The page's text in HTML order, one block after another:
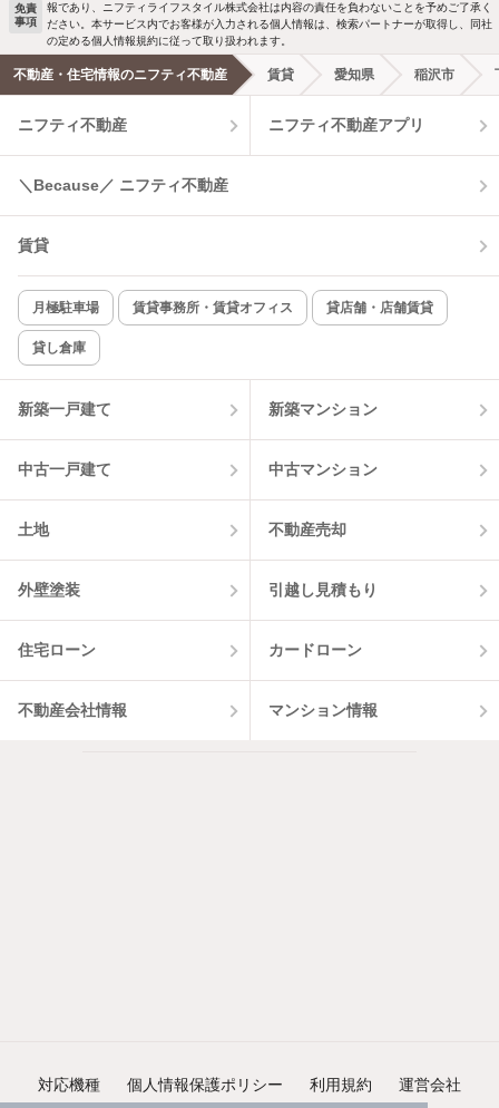
洗濯機置場あり 独立洗面台
エアコンあり 都市ガス
温水洗浄便座 オートロック
コンロ2口以上
新着のみ インターネット無料
該当件数:
0件
免責
事項
報であり、ニフティライフスタイル株式会社は内容の責任を負わないことを予めご了承く
ださい。本サービス内でお客様が入力される個人情報は、検索パートナーが取得し、同社
の定める個人情報規約に従って取り扱われます。
不動産・住宅情報のニフティ不動産 賃貸 愛知県 稲沢市
ニフティ不動産 ニフティ不動産アプリ
＼Because／ ニフティ不動産
賃貸
月極駐車場 賃貸事務所・賃貸オフィス 貸店舗・店舗賃貸
貸し倉庫
新築一戸建て 新築マンション
中古一戸建て 中古マンション
土地 不動産売却
外壁塗装 引越し見積もり
住宅ローン カードローン
不動産会社情報 マンション情報
対応機種 個人情報保護ポリシー 利用規約 運営会社